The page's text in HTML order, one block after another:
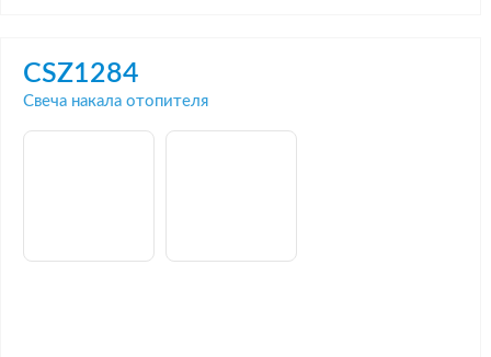
CSZ1284
Свеча накала отопителя